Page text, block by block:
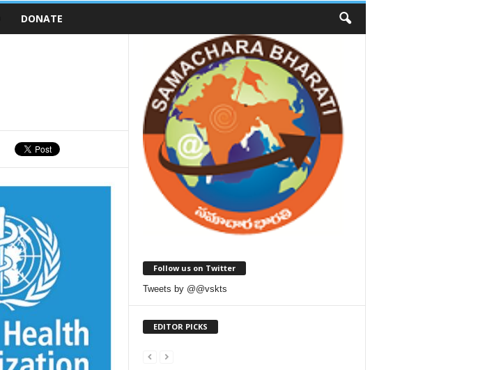
DONATE
Follow us on Twitter
Tweets by @@vskts
EDITOR PICKS